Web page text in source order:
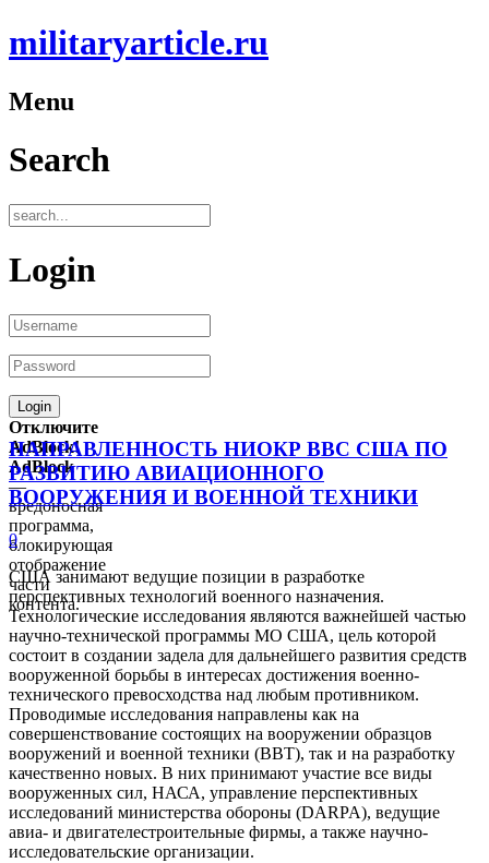
militaryarticle.ru
Menu
Search
Login
Отключите
AdBlock!
AdBlock
—
вредоносная
программа,
блокирующая
отображение
части
контента.
НАПРАВЛЕННОСТЬ НИОКР ВВС США ПО
РАЗВИТИЮ АВИАЦИОННОГО
ВООРУЖЕНИЯ И ВОЕННОЙ ТЕХНИКИ
0
США занимают ведущие позиции в разработке
перспективных технологий военного назначения.
Технологические исследования являются важнейшей частью
научно-технической программы МО США, цель которой
состоит в создании задела для дальнейшего развития средств
вооруженной борьбы в интересах достижения военно-
технического превосходства над любым противником.
Проводимые исследования направлены как на
совершенствование состоящих на вооружении образцов
вооружений и военной техники (ВВТ), так и на разработку
качественно новых. В них принимают участие все виды
вооруженных сил, НАСА, управление перспективных
исследований министерства обороны (DARPA), ведущие
авиа- и двигателестроительные фирмы, а также научно-
исследовательские организации.